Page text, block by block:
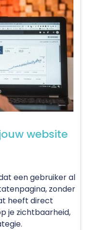
website
een gebruiker al
zonder
heeft direct
je zichtbaarheid,